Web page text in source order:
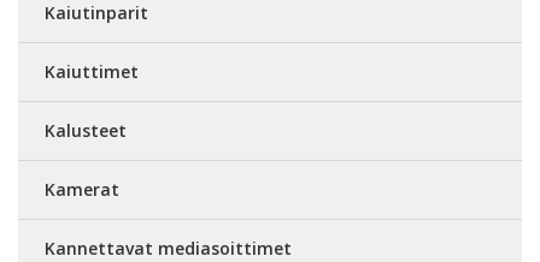
Kaiutinparit
Kaiuttimet
Kalusteet
Kamerat
Kannettavat mediasoittimet